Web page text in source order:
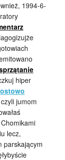
1994-6-
hiper
jumom
lecz,
parskającym